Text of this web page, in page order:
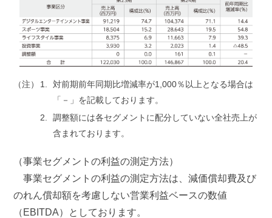
（注）
対前期前年同期比増減率が1,000％以上となる場合は
「－」を記載しております。
調整額には各セグメントに配分していない全社売上が
含まれております。
（事業セグメントの利益の測定方法）
事業セグメントの利益の測定方法は、減価償却費及び
のれん償却額を考慮しない営業利益ベースの数値
（EBITDA）としております。